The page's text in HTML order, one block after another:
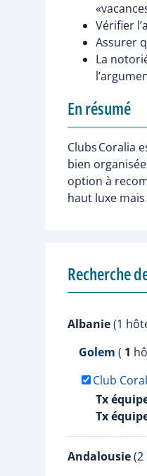
Vérifier
Assurer
La
En résumé
Clubs Coralia
bien
option à
haut luxe
Recherche
Albanie(1
Golem ( 1
Club
Tx
Tx
Andalousie(2